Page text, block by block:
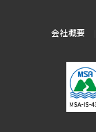
会社概要